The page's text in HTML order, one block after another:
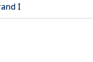
I